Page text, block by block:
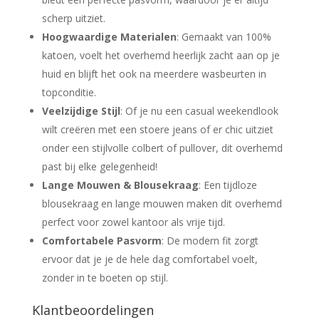
scherp uitziet.
Hoogwaardige Materialen: Gemaakt van 100%
katoen, voelt het overhemd heerlijk zacht aan op je
huid en blijft het ook na meerdere wasbeurten in
topconditie.
Veelzijdige Stijl: Of je nu een casual weekendlook
wilt creëren met een stoere jeans of er chic uitziet
onder een stijlvolle colbert of pullover, dit overhemd
past bij elke gelegenheid!
Lange Mouwen & Blousekraag: Een tijdloze
blousekraag en lange mouwen maken dit overhemd
perfect voor zowel kantoor als vrije tijd.
Comfortabele Pasvorm: De modern fit zorgt
ervoor dat je je de hele dag comfortabel voelt,
zonder in te boeten op stijl.
Klantbeoordelingen